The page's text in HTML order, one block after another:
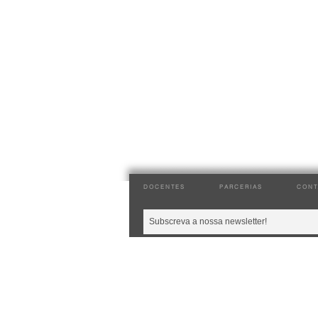
DOCENTES PARCERIAS